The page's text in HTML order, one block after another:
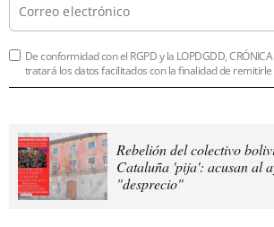
De conformidad con el RGPD y la LOPDGDD,
tratará los datos facilitados con la finalidad de
Rebelión del colectivo
Cataluña 'pija': acusan al
"desprecio"